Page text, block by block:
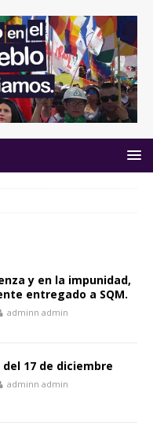
y en la impunidad,
entregado a SQM.
adminn admin
17 de diciembre
adminn admin